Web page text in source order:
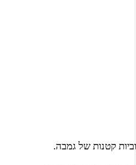
קטנות של גמבה.